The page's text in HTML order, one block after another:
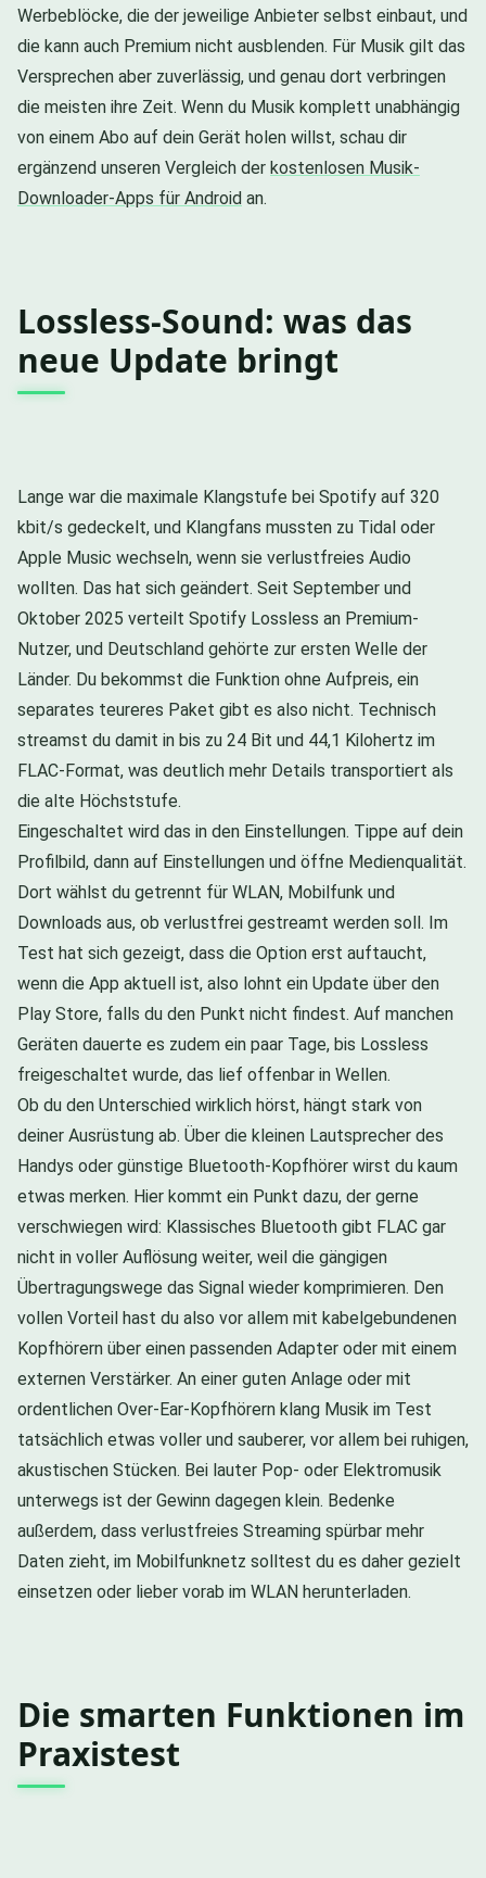
Werbeblöcke, die der jeweilige Anbieter selbst einbaut, und
die kann auch Premium nicht ausblenden. Für Musik gilt das
Versprechen aber zuverlässig, und genau dort verbringen
die meisten ihre Zeit. Wenn du Musik komplett unabhängig
von einem Abo auf dein Gerät holen willst, schau dir
ergänzend unseren Vergleich der kostenlosen Musik-
Downloader-Apps für Android an.
Lossless-Sound: was das
neue Update bringt
Lange war die maximale Klangstufe bei Spotify auf 320
kbit/s gedeckelt, und Klangfans mussten zu Tidal oder
Apple Music wechseln, wenn sie verlustfreies Audio
wollten. Das hat sich geändert. Seit September und
Oktober 2025 verteilt Spotify Lossless an Premium-
Nutzer, und Deutschland gehörte zur ersten Welle der
Länder. Du bekommst die Funktion ohne Aufpreis, ein
separates teureres Paket gibt es also nicht. Technisch
streamst du damit in bis zu 24 Bit und 44,1 Kilohertz im
FLAC-Format, was deutlich mehr Details transportiert als
die alte Höchststufe.
Eingeschaltet wird das in den Einstellungen. Tippe auf dein
Profilbild, dann auf Einstellungen und öffne Medienqualität.
Dort wählst du getrennt für WLAN, Mobilfunk und
Downloads aus, ob verlustfrei gestreamt werden soll. Im
Test hat sich gezeigt, dass die Option erst auftaucht,
wenn die App aktuell ist, also lohnt ein Update über den
Play Store, falls du den Punkt nicht findest. Auf manchen
Geräten dauerte es zudem ein paar Tage, bis Lossless
freigeschaltet wurde, das lief offenbar in Wellen.
Ob du den Unterschied wirklich hörst, hängt stark von
deiner Ausrüstung ab. Über die kleinen Lautsprecher des
Handys oder günstige Bluetooth-Kopfhörer wirst du kaum
etwas merken. Hier kommt ein Punkt dazu, der gerne
verschwiegen wird: Klassisches Bluetooth gibt FLAC gar
nicht in voller Auflösung weiter, weil die gängigen
Übertragungswege das Signal wieder komprimieren. Den
vollen Vorteil hast du also vor allem mit kabelgebundenen
Kopfhörern über einen passenden Adapter oder mit einem
externen Verstärker. An einer guten Anlage oder mit
ordentlichen Over-Ear-Kopfhörern klang Musik im Test
tatsächlich etwas voller und sauberer, vor allem bei ruhigen,
akustischen Stücken. Bei lauter Pop- oder Elektromusik
unterwegs ist der Gewinn dagegen klein. Bedenke
außerdem, dass verlustfreies Streaming spürbar mehr
Daten zieht, im Mobilfunknetz solltest du es daher gezielt
einsetzen oder lieber vorab im WLAN herunterladen.
Die smarten Funktionen im
Praxistest